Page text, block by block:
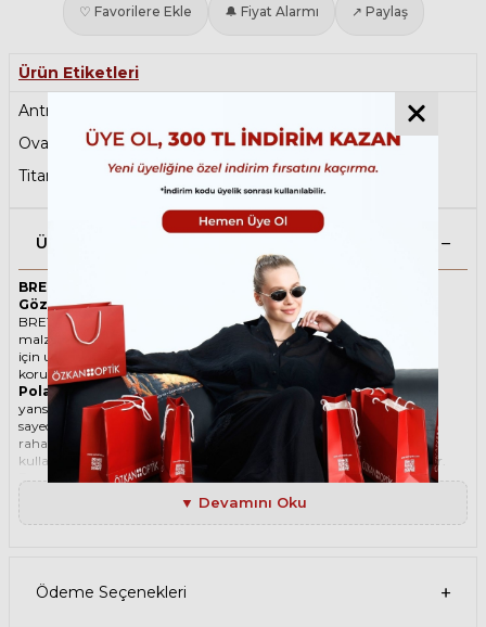
♡ Favorilere Ekle 🔔 Fiyat Alarmı ↗ Paylaş
Ürün Etiketleri
Antrefleli Güneş Gözlüğü
,
Oval Güneş Gözlüğü,Polarize Güneş Gözlüğü,
Titanyum Güneş Gözlüğü
Ürün Açıklaması
BRETT GORDON SUN C18 49 Polarize Bronz Unisex Güneş
Gözlüğü
BRETT ikonik Oval Titanyum güneş gözlüğü, tarzı ve kaliteli
malzemesi ile göz alıcı bir aksesuar. Hem erkekler hem de kadınlar
için uygun olan bu güneş gözlüğü, güneşin zararlı ışınlarından
korunmanızı sağlarken, stilinizi de yansıtır.
Polarize güneş gözlüğü, güneş ışınlarının yatay yüzeylerden
yansımasını engelleyen özel bir filtre içeren bir gözlük türüdür. Bu
sayede, gözlerinizin parlama, yansıma, kamaşma gibi
rahatsızlıklardan korunmasını sağlar. Polarize güneş gözlüğü
kullanmak, hem görüş kalitenizi artırır hem de göz sağlığınızı korur.
Degradeli güneş gözlüğü
, camın üst kısmının koyu, alt kısmının
ise açık renkli olduğu bir güneş gözlüğü türüdür. Bu sayede, hem
güneş ışınlarının yüzünüze çarpmasını engeller hem de alt kısımdan
gelen ışığı daha net görmenizi sağlar. Degradeli güneş gözlüğü
• BRETT GORDON SUN C18 49 Polarize Bronz Unisex güneş
gözlüğü, yüksek kaliteli Titanyum çerçeveye ve Organik lense
▼ Devamını Oku
Ödeme Seçenekleri